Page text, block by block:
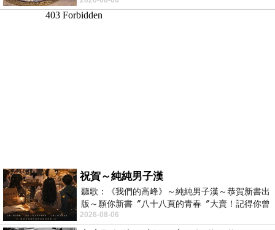
祝賀～純純男子漢
聽歌：《我們的高峰》～純純男子漢～恭賀新書出
版～願你新書〞八十八頁的青春〞大賣！記得你曾
經在我的版留言…「好讚的圖^^感覺大家
2026-08-06